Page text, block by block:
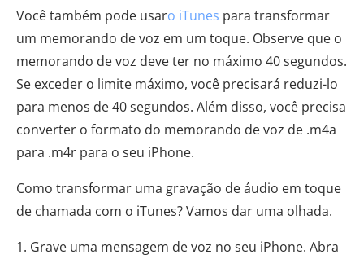
Você também pode usaro iTunes para transformar
um memorando de voz em um toque. Observe que o
memorando de voz deve ter no máximo 40 segundos.
Se exceder o limite máximo, você precisará reduzi-lo
para menos de 40 segundos. Além disso, você precisa
converter o formato do memorando de voz de .m4a
para .m4r para o seu iPhone.
Como transformar uma gravação de áudio em toque
de chamada com o iTunes? Vamos dar uma olhada.
1. Grave uma mensagem de voz no seu iPhone. Abra